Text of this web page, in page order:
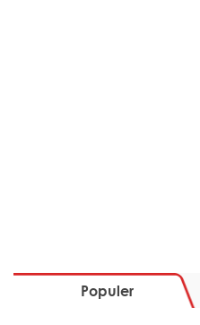
Populer